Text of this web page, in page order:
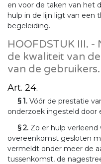
en voor de taken van het
hulp in de lijn ligt van een
begeleiding.
HOOFDSTUK III.
de kwaliteit van
van de gebruikers.
Art. 24.
§ 1. Vóór de prestatie
onderzoek ingesteld door
§ 2. Zo er hulp
overeenkomst gesloten
vermeldt onder meer de
tussenkomst, de